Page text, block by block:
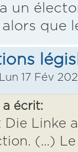
un
que
17 Fév
a écrit:
Die Linke
(...)